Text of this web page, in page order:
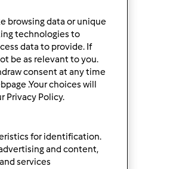
browsing data or unique
technologies to
data to provide. If
be as relevant to you.
consent at any time
.Your choices will
Privacy Policy.
for identification.
and content,
services